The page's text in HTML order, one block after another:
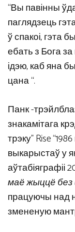
“Вы павінны
паглядзець
ў спакоі, гэта
ебать з Бога за
ідэю, каб яна
цана “.
Панк -
знакамітага
трэку” Rise
выкарыстаў у
аўтабіяграфіі
маё жыццё без
працуючы над
змененую